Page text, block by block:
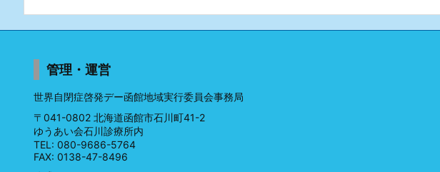
管理・運営
世界自閉症啓発デー函館地域実行委員会事務局
〒041-0802 北海道函館市石川町41-2
ゆうあい会石川診療所内
TEL: 080-9686-5764
FAX: 0138-47-8496